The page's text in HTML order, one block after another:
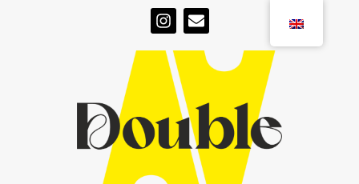
I
n
s
t
m
E
n
v
p